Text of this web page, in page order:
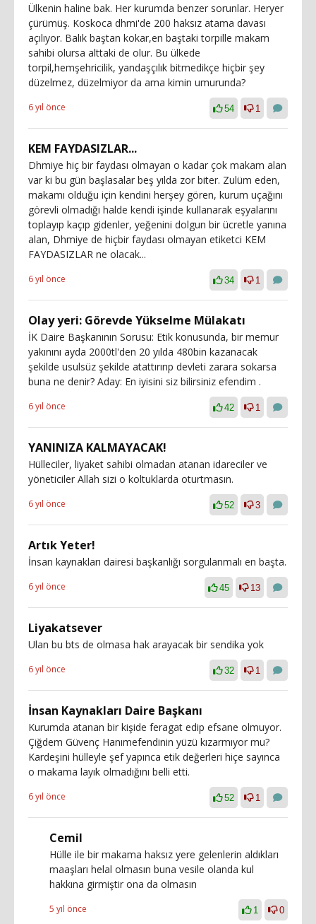
Ülkenin haline bak. Her kurumda benzer sorunlar. Heryer
çürümüş. Koskoca dhmi'de 200 haksız atama davası
açılıyor. Balık baştan kokar,en baştaki torpille makam
sahibi olursa alttaki de olur. Bu ülkede
torpil,hemşehricilik, yandaşçılık bitmedikçe hiçbir şey
düzelmez, düzelmiyor da ama kimin umurunda?
6 yıl önce 54 1
KEM FAYDASIZLAR...
Dhmiye hiç bir faydası olmayan o kadar çok makam alan
var ki bu gün başlasalar beş yılda zor biter. Zulüm eden,
makamı olduğu için kendini herşey gören, kurum uçağını
görevli olmadığı halde kendi işinde kullanarak eşyalarını
toplayıp kaçıp gidenler, yeğenini dolgun bir ücretle yanına
alan, Dhmiye de hiçbir faydası olmayan etiketci KEM
FAYDASIZLAR ne olacak...
6 yıl önce 34 1
Olay yeri: Görevde Yükselme Mülakatı
İK Daire Başkanının Sorusu: Etik konusunda, bir memur
yakınını ayda 2000tl'den 20 yılda 480bin kazanacak
şekilde usulsüz şekilde atattırırıp devleti zarara sokarsa
buna ne denir? Aday: En iyisini siz bilirsiniz efendim .
6 yıl önce 42 1
YANINIZA KALMAYACAK!
Hülleciler, liyaket sahibi olmadan atanan idareciler ve
yöneticiler Allah sizi o koltuklarda oturtmasın.
6 yıl önce 52 3
Artık Yeter!
İnsan kaynakları dairesi başkanlığı sorgulanmalı en başta.
6 yıl önce 45 13
Liyakatsever
Ulan bu bts de olmasa hak arayacak bir sendika yok
6 yıl önce 32 1
İnsan Kaynakları Daire Başkanı
Kurumda atanan bir kişide feragat edip efsane olmuyor.
Çiğdem Güvenç Hanımefendinin yüzü kızarmıyor mu?
Kardeşini hülleyle şef yapınca etik değerleri hiçe sayınca
o makama layık olmadığını belli etti.
6 yıl önce 52 1
Cemil
Hülle ile bir makama haksız yere gelenlerin aldıkları
maaşları helal olmasın buna vesile olanda kul
hakkına girmiştir ona da olmasın
5 yıl önce 1 0